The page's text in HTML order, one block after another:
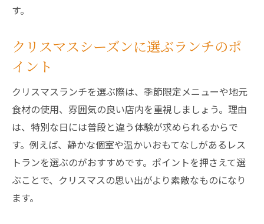
す。
クリスマスシーズンに選ぶランチのポ
イント
クリスマスランチを選ぶ際は、季節限定メニューや地元
食材の使用、雰囲気の良い店内を重視しましょう。理由
は、特別な日には普段と違う体験が求められるからで
す。例えば、静かな個室や温かいおもてなしがあるレス
トランを選ぶのがおすすめです。ポイントを押さえて選
ぶことで、クリスマスの思い出がより素敵なものになり
ます。